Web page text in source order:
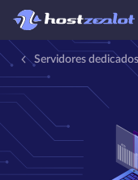
Servidores dedicados